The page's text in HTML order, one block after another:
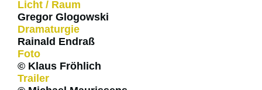
Licht / Raum
Gregor Glogowski
Dramaturgie
Rainald Endraß
Foto
© Klaus Fröhlich
Trailer